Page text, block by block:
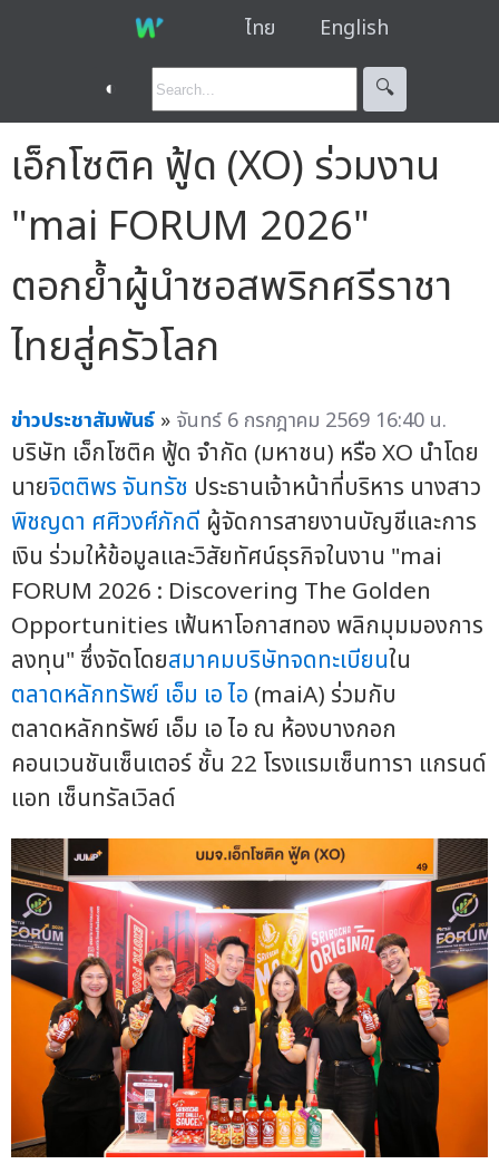
ไทย English
◐ 🔍︎
เอ็กโซติค ฟู้ด (XO) ร่วมงาน
"mai FORUM 2026"
ตอกย้ำผู้นำซอสพริกศรีราชา
ไทยสู่ครัวโลก
ข่าวประชาสัมพันธ์ » จันทร์ 6 กรกฎาคม 2569 16:40 น.
บริษัท เอ็กโซติค ฟู้ด จำกัด (มหาชน) หรือ XO นำโดย
นายจิตติพร จันทรัช ประธานเจ้าหน้าที่บริหาร นางสาว
พิชญดา ศศิวงศ์ภักดี ผู้จัดการสายงานบัญชีและการ
เงิน ร่วมให้ข้อมูลและวิสัยทัศน์ธุรกิจในงาน "mai
FORUM 2026 : Discovering The Golden
Opportunities เฟ้นหาโอกาสทอง พลิกมุมมองการ
ลงทุน" ซึ่งจัดโดยสมาคมบริษัทจดทะเบียนใน
ตลาดหลักทรัพย์ เอ็ม เอ ไอ (maiA) ร่วมกับ
ตลาดหลักทรัพย์ เอ็ม เอ ไอ ณ ห้องบางกอก
คอนเวนชันเซ็นเตอร์ ชั้น 22 โรงแรมเซ็นทารา แกรนด์
แอท เซ็นทรัลเวิลด์